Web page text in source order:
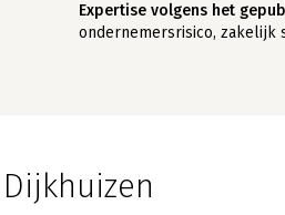
Expertise volgens het
ondernemersrisico, zakelijk